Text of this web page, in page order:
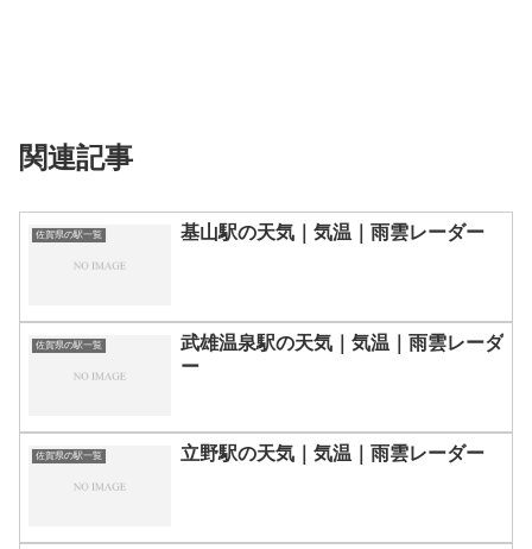
関連記事
佐賀県の駅一覧 基山駅の天気｜気温｜雨雲レーダー
佐賀県の駅一覧
武雄温泉駅の天気｜気温｜雨雲レーダ
ー
佐賀県の駅一覧 立野駅の天気｜気温｜雨雲レーダー